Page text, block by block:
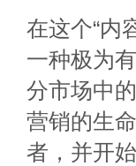
在这个“内
一种极为
分市场中
营销的生
者，并开